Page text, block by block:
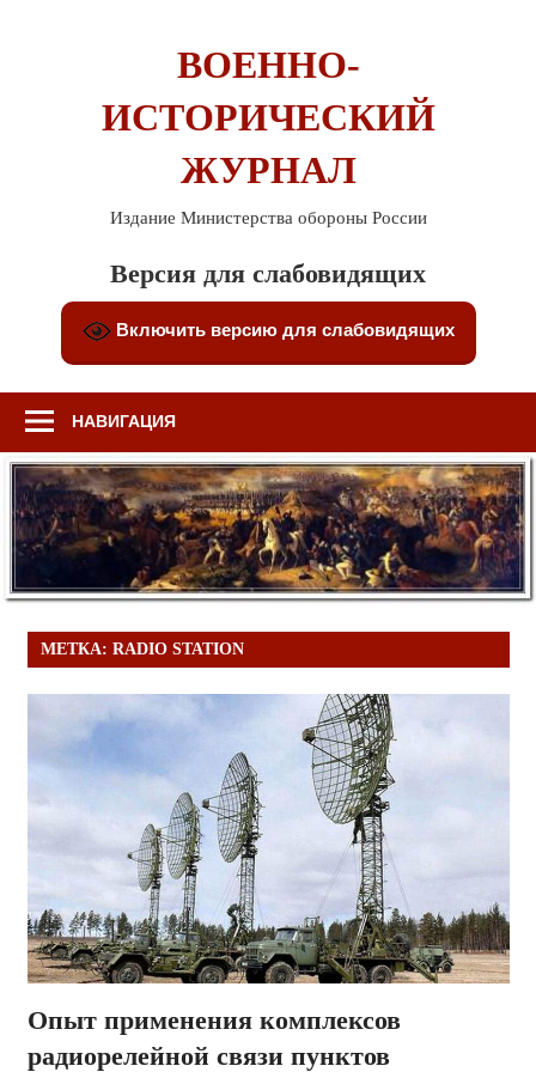
ВОЕННО-
ИСТОРИЧЕСКИЙ
ЖУРНАЛ
Издание Министерства обороны России
Версия для слабовидящих
Включить версию для слабовидящих
НАВИГАЦИЯ
МЕТКА: RADIO STATION
Опыт применения комплексов
радиорелейной связи пунктов